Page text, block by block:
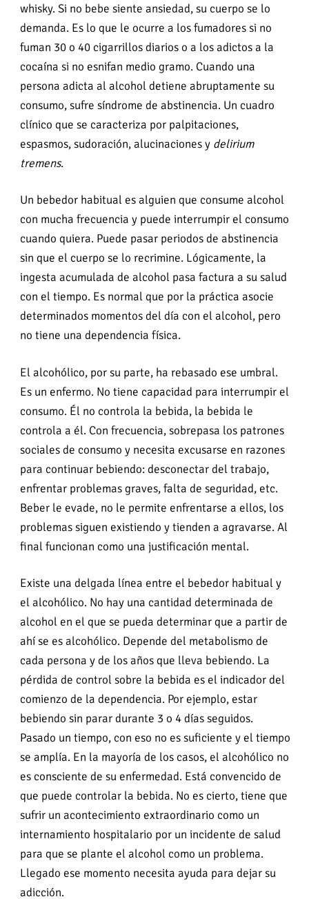
whisky. Si no bebe siente ansiedad, su cuerpo se lo
demanda. Es lo que le ocurre a los fumadores si no
fuman 30 o 40 cigarrillos diarios o a los adictos a la
cocaína si no esnifan medio gramo. Cuando una
persona adicta al alcohol detiene abruptamente su
consumo, sufre síndrome de abstinencia. Un cuadro
clínico que se caracteriza por palpitaciones,
espasmos, sudoración, alucinaciones y delirium
tremens.
Un bebedor habitual es alguien que consume alcohol
con mucha frecuencia y puede interrumpir el consumo
cuando quiera. Puede pasar periodos de abstinencia
sin que el cuerpo se lo recrimine. Lógicamente, la
ingesta acumulada de alcohol pasa factura a su salud
con el tiempo. Es normal que por la práctica asocie
determinados momentos del día con el alcohol, pero
no tiene una dependencia física.
El alcohólico, por su parte, ha rebasado ese umbral.
Es un enfermo. No tiene capacidad para interrumpir el
consumo. Él no controla la bebida, la bebida le
controla a él. Con frecuencia, sobrepasa los patrones
sociales de consumo y necesita excusarse en razones
para continuar bebiendo: desconectar del trabajo,
enfrentar problemas graves, falta de seguridad, etc.
Beber le evade, no le permite enfrentarse a ellos, los
problemas siguen existiendo y tienden a agravarse. Al
final funcionan como una justificación mental.
Existe una delgada línea entre el bebedor habitual y
el alcohólico. No hay una cantidad determinada de
alcohol en el que se pueda determinar que a partir de
ahí se es alcohólico. Depende del metabolismo de
cada persona y de los años que lleva bebiendo. La
pérdida de control sobre la bebida es el indicador del
comienzo de la dependencia. Por ejemplo, estar
bebiendo sin parar durante 3 o 4 días seguidos.
Pasado un tiempo, con eso no es suficiente y el tiempo
se amplía. En la mayoría de los casos, el alcohólico no
es consciente de su enfermedad. Está convencido de
que puede controlar la bebida. No es cierto, tiene que
sufrir un acontecimiento extraordinario como un
internamiento hospitalario por un incidente de salud
para que se plante el alcohol como un problema.
Llegado ese momento necesita ayuda para dejar su
adicción.